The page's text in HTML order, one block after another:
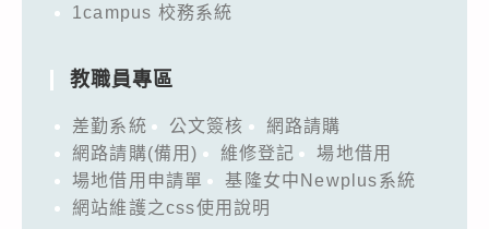
1campus 校務系統
教職員專區
差勤系統 公文簽核
網路請購
網路請購(備用)
維修登記
場地借用
場地借用申請單
基隆女中Newplus系統
網站維護之css使用說明